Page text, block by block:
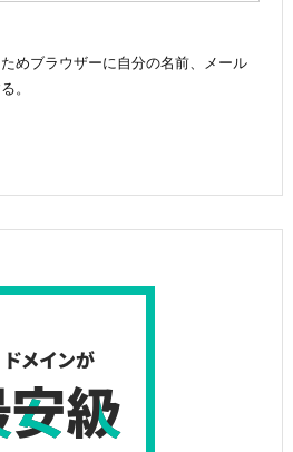
めブラウザーに自分の名前、メール
。